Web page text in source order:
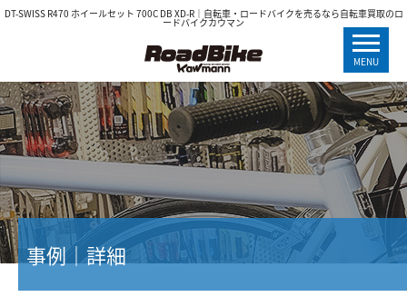
DT-SWISS R470 ホイールセット 700C DB XD-R｜自転車・ロードバイクを売るなら自転車買取のロ
ードバイクカウマン
MENU
事例｜詳細